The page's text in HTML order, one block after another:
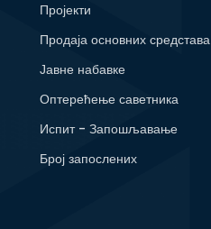
Пројекти
Продаја основних средстава
Јавне набавке
Оптерећење саветника
Испит - Запошљавање
Број запослених